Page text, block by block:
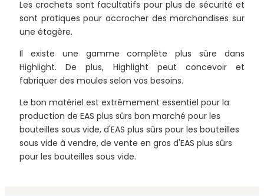
Les crochets sont facultatifs pour plus de sécurité et
sont pratiques pour accrocher des marchandises sur
une étagère.
Il existe une gamme complète plus sûre dans
Highlight. De plus, Highlight peut concevoir et
fabriquer des moules selon vos besoins.
Le bon matériel est extrêmement essentiel pour la
production de EAS plus sûrs bon marché pour les
bouteilles sous vide, d'EAS plus sûrs pour les bouteilles
sous vide à vendre, de vente en gros d'EAS plus sûrs
pour les bouteilles sous vide.